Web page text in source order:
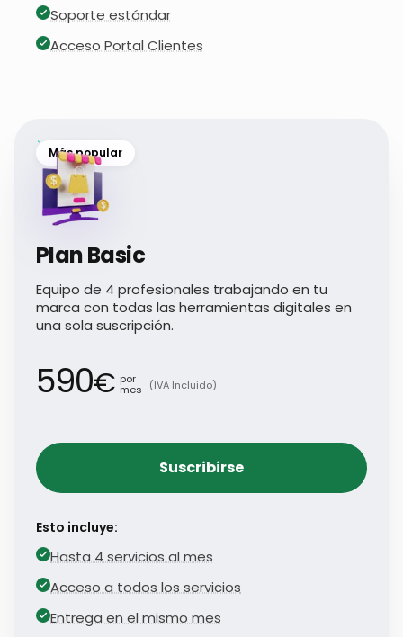
Soporte estándar
Acceso Portal Clientes
Más popular
Plan Basic
Equipo de 4 profesionales trabajando en tu
marca con todas las herramientas digitales en
una sola suscripción.
590€ por
mes (IVA Incluido)
Suscribirse
Esto incluye:
Hasta 4 servicios al mes
Acceso a todos los servicios
Entrega en el mismo mes